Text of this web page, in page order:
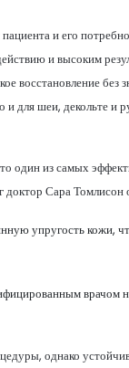
и его
и высоким
восстановление без
для шеи, декольте и
один из самых
Сара Томлисон
упругость кожи,
врачом
однако